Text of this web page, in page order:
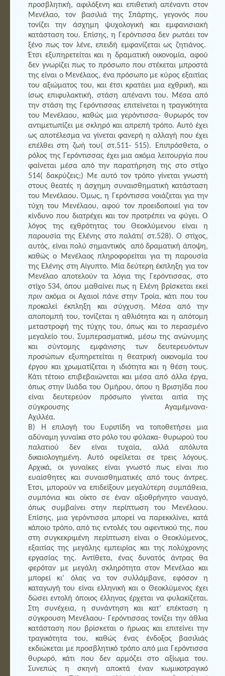
προσβλητική, αφιλόξενη και επιθετική απέναντι στον
Μενέλαο, τον βασιλιά της Σπάρτης, γεγονός που
τονίζει την άσχημη ψυχολογική και εμφανισιακή
κατάσταση του. Επίσης, η Γερόντισσα δεν ρωτάει τον
ξένο πως τον λένε, επειδή εμφανίζεται ως ζητιάνος.
Έτσι εξυπηρετείται και η δραματική οικονομία, αφού
δεν γνωρίζει πως το πρόσωπο που στέκεται μπροστά
της είναι ο Μενέλαος, ένα πρόσωπο με κύρος εξαιτίας
του αξιώματος του, και έτσι κρατάει μια εχθρική, και
ίσως επιφυλακτική, στάση απέναντι του. Μέσα από
την στάση της Γερόντισσας επιτείνεται η τραγικότητα
του Μενέλαου, καθώς μια γερόντισσα- θυρωρός τον
αντιμετωπίζει με σκληρό και απρεπή τρόπο. Αυτό έχει
ως αποτέλεσμα να γίνεται φανερή η αλλαγή που έχει
επέλθει στη ζωή του( στ.511- 515). Επιπρόσθετα, ο
ρόλος της Γερόντισσας έχει μια ακόμα λειτουργία που
φαίνεται μέσα από την παρατήρηση της στο στίχο
514( δακρύζεις;) Με αυτό τον τρόπο γίνεται γνωστή
στους θεατές η άσχημη συναισθηματική κατάσταση
του Μενέλαου. Όμως, η Γερόντισσα νοιάζεται για την
τύχη του Μενέλαου, αφού τον προειδοποιεί για τον
κίνδυνο που διατρέχει και τον προτρέπει να φύγει. Ο
λόγος της εχθρότητας του Θεοκλύμενου είναι η
παρουσία της Ελένης στο παλάτι( στ.528). Ο στίχος,
αυτός, είναι πολύ σημαντικός από δραματική άποψη,
καθώς ο Μενέλαος πληροφορείται για τη παρουσία
της Ελένης στη Αίγυπτο. Μία δεύτερη έκπληξη για τον
Μενέλαο αποτελούν τα λόγια της Γερόντισσας, στο
στίχο 534, όπου μαθαίνει πως η Ελένη βρίσκεται εκεί
πριν ακόμα οι Αχαιοί πάνε στην Τροία, κάτι που του
προκαλεί έκπληξη και σύγχυση. Μέσα από την
αποπομπή του, τονίζεται η αθλιότητα και η απότομη
μεταστροφή της τύχης του, όπως και το περασμένο
μεγαλείο του. Συμπερασματικά, μέσω της ανώνυμης
και σύντομης εμφάνισης των δευτερευόντων
προσώπων εξυπηρετείται η θεατρική οικονομία του
έργου και χρωματίζεται η ιδιότητα και η θέση τους.
Κάτι τέτοιο επιβεβαιώνεται και μέσα από άλλα έργα,
όπως στην Ιλιάδα του Ομήρου, όπου η Βρισηίδα που
είναι δευτερεύον πρόσωπο γίνεται αιτία της
σύγκρουσης Αγαμέμνονα-
Β) Η επιλογή του Ευριπίδη να τοποθετήσει μια
αδύναμη γυναίκα στο ρόλο του φύλακα- θυρωρού του
παλατιού δεν είναι τυχαία, αλλά απόλυτα
δικαιολογημένη. Αυτό οφείλεται σε τρεις λόγους.
Αρχικά, οι γυναίκες είναι γνωστό πως είναι πιο
ευαίσθητες και συναισθηματικές από τους άντρες.
Έτσι, μπορούν να επιδείξουν μεγαλύτερη συμπάθεια,
συμπόνια και οίκτο σε έναν αξιοθρήνητο ναυαγό,
όπως συμβαίνει στην περίπτωση του Μενέλαου.
Επίσης, μια γερόντισσα μπορεί να παρεκκλίνει, κατά
κάποιο τρόπο, από τις εντολές του αφεντικού της, που
στη συγκεκριμένη περίπτωση είναι ο Θεοκλύμενος,
εξαιτίας της μεγάλης εμπειρίας και της πολύχρονης
εργασίας της. Αντίθετα, ένας δυνατός άντρας θα
φερόταν με μεγάλη σκληρότητα στον Μενέλαο και
μπορεί κι’ όλας να τον συλλάμβανε, εφόσον η
καταγωγή του είναι ελληνική και ο Θεοκλύμενος έχει
δώσει εντολή όποιος έλληνας έρχεται να φυλακίζεται.
Στη συνέχεια, η συνάντηση και κατ’ επέκταση η
σύγκρουση Μενέλαου- Γερόντισσας τονίζει την άθλια
κατάσταση που βρίσκεται ο ήρωας και επιτείνει την
τραγικότητα του, καθώς ένας ένδοξος βασιλιάς
εκδιώκεται με προσβλητικό τρόπο από μια Γερόντισσα
θυρωρό, κάτι που δεν αρμόζει στο αξίωμα του.
Συνεπώς η σκηνή αποκτά έναν κωμικοτραγικό